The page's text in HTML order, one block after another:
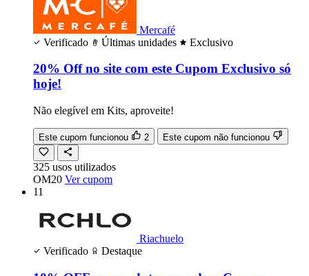
Mercafé
Verificado
Últimas unidades Exclusivo
20% Off no site com este Cupom Exclusivo só
hoje!
Não elegível em Kits, aproveite!
Este cupom funcionou 2 Este cupom não funcionou
325 usos utilizados
OM20 Ver cupom
11
Riachuelo
Verificado
Destaque